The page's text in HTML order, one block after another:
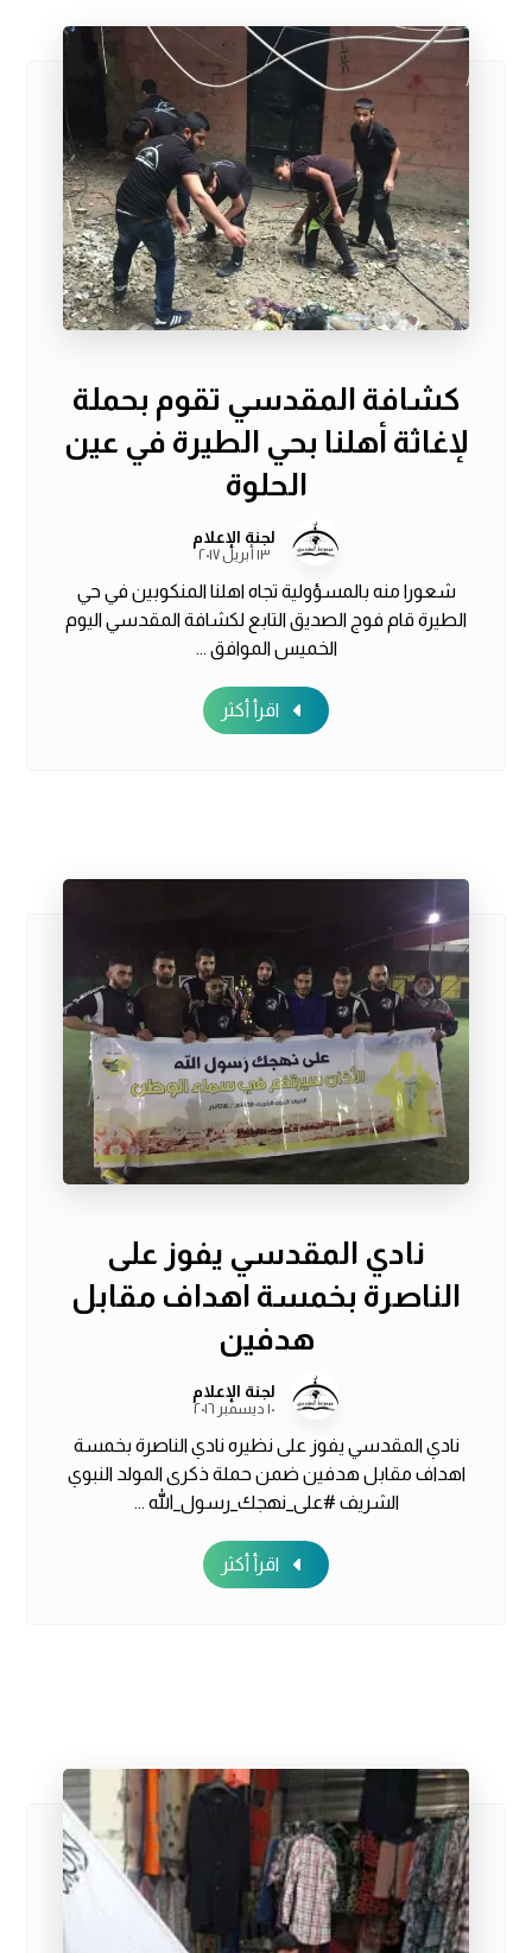
كشافة المقدسي تقوم بحملة
لإغاثة أهلنا بحي الطيرة في عين
الحلوة
لجنة الإعلام
١٣ أبريل ٢٠١٧
شعورا منه بالمسؤولية تجاه اهلنا المنكوبين في حي
الطيرة قام فوج الصديق التابع لكشافة المقدسي اليوم
الخميس الموافق ...
اقرأ أكثر
نادي المقدسي يفوز على
الناصرة بخمسة اهداف مقابل
هدفين
لجنة الإعلام
١٠ ديسمبر ٢٠١٦
نادي المقدسي يفوز على نظيره نادي الناصرة بخمسة
اهداف مقابل هدفين ضمن حملة ذكرى المولد النبوي
الشريف #على_نهجك_رسول_الله ...
اقرأ أكثر